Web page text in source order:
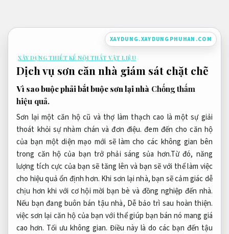
nội
XAYDUNG.XAYDUNGPHUHAN.COM
XÂY DỰNG THIẾT KẾ NỘI THẤT VẬT LIỆU
Dịch vụ sơn căn nhà giám sát chặt chẽ
Vì sao buộc phải bắt buộc sơn lại nhà Chống thấm
hiệu quả.
Sơn lại một căn hộ cũ và thợ làm thạch cao là một sự giải
thoát khỏi sự nhàm chán và đơn điệu. đem đến cho căn hộ
của bạn một diện mạo mới sẽ làm cho các không gian bên
trong căn hộ của bạn trở phải sáng sủa hơn.Từ đó, năng
lượng tích cực của bạn sẽ tăng lên và bạn sẽ với thể làm việc
cho hiệu quả ổn định hơn. Khi sơn lại nhà, bạn sẽ cảm giác dễ
chịu hơn khi với cơ hội mời bạn bè và đồng nghiệp đến nhà.
Nếu bạn đang buôn bán tậu nhà, Dễ bảo trì sau hoàn thiện.
việc sơn lại căn hộ của bạn với thể giúp bạn bán nó mang giá
cao hơn. Tối ưu không gian. Điều này là do các bạn đến tậu